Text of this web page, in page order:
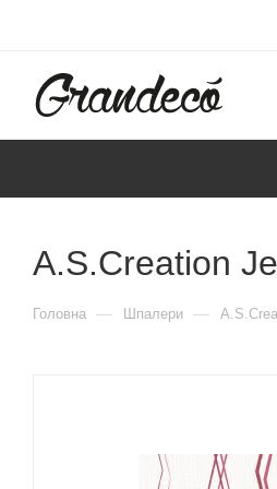
A.S.Creation
Головна — Шпалери —